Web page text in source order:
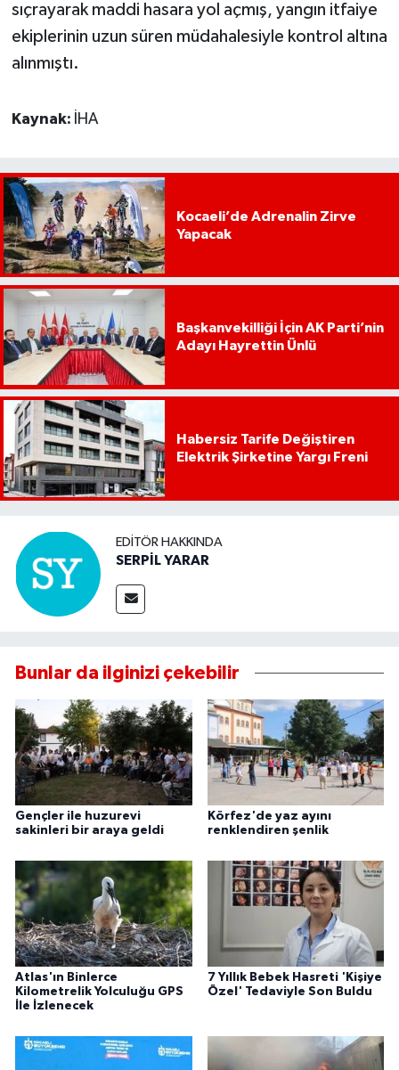
sıçrayarak maddi hasara yol açmış, yangın itfaiye
ekiplerinin uzun süren müdahalesiyle kontrol altına
alınmıştı.
Kaynak: İHA
Kocaeli’de Adrenalin Zirve
Yapacak
Başkanvekilliği İçin AK Parti’nin
Adayı Hayrettin Ünlü
Habersiz Tarife Değiştiren
Elektrik Şirketine Yargı Freni
EDITÖR HAKKINDA
SERPİL YARAR
Bunlar da ilginizi çekebilir
Gençler ile huzurevi
sakinleri bir araya geldi
Körfez'de yaz ayını
renklendiren şenlik
Atlas'ın Binlerce
Kilometrelik Yolculuğu GPS
İle İzlenecek
7 Yıllık Bebek Hasreti 'Kişiye
Özel' Tedaviyle Son Buldu